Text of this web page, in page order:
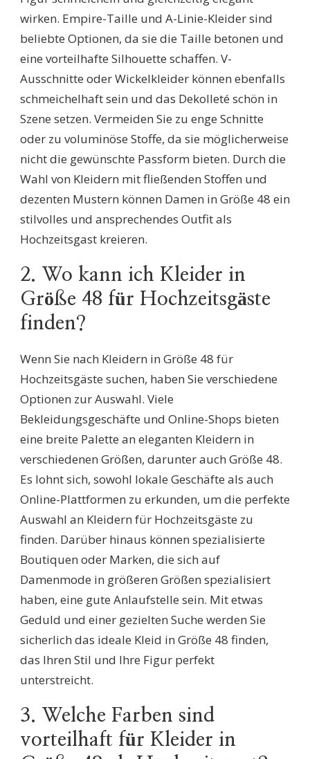
wirken. Empire-Taille und A-Linie-Kleider sind
beliebte Optionen, da sie die Taille betonen und
eine vorteilhafte Silhouette schaffen. V-
Ausschnitte oder Wickelkleider können ebenfalls
schmeichelhaft sein und das Dekolleté schön in
Szene setzen. Vermeiden Sie zu enge Schnitte
oder zu voluminöse Stoffe, da sie möglicherweise
nicht die gewünschte Passform bieten. Durch die
Wahl von Kleidern mit fließenden Stoffen und
dezenten Mustern können Damen in Größe 48 ein
stilvolles und ansprechendes Outfit als
Hochzeitsgast kreieren.
2. Wo kann ich Kleider in
Größe 48 für Hochzeitsgäste
finden?
Wenn Sie nach Kleidern in Größe 48 für
Hochzeitsgäste suchen, haben Sie verschiedene
Optionen zur Auswahl. Viele
Bekleidungsgeschäfte und Online-Shops bieten
eine breite Palette an eleganten Kleidern in
verschiedenen Größen, darunter auch Größe 48.
Es lohnt sich, sowohl lokale Geschäfte als auch
Online-Plattformen zu erkunden, um die perfekte
Auswahl an Kleidern für Hochzeitsgäste zu
finden. Darüber hinaus können spezialisierte
Boutiquen oder Marken, die sich auf
Damenmode in größeren Größen spezialisiert
haben, eine gute Anlaufstelle sein. Mit etwas
Geduld und einer gezielten Suche werden Sie
sicherlich das ideale Kleid in Größe 48 finden,
das Ihren Stil und Ihre Figur perfekt
unterstreicht.
3. Welche Farben sind
vorteilhaft für Kleider in